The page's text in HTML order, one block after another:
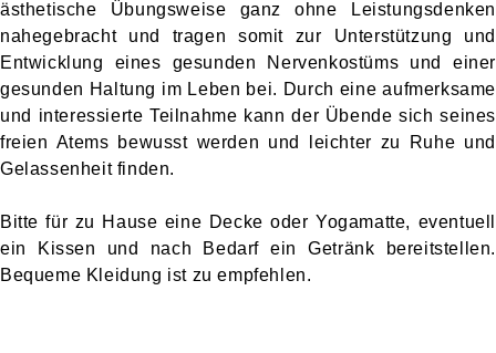
ästhetische Übungsweise ganz ohne Leistungsdenken
nahegebracht und tragen somit zur Unterstützung und
Entwicklung eines gesunden Nervenkostüms und einer
gesunden Haltung im Leben bei. Durch eine aufmerksame
und interessierte Teilnahme kann der Übende sich seines
freien Atems bewusst werden und leichter zu Ruhe und
Gelassenheit finden.
Bitte für zu Hause eine Decke oder Yogamatte, eventuell
ein Kissen und nach Bedarf ein Getränk bereitstellen.
Bequeme Kleidung ist zu empfehlen.